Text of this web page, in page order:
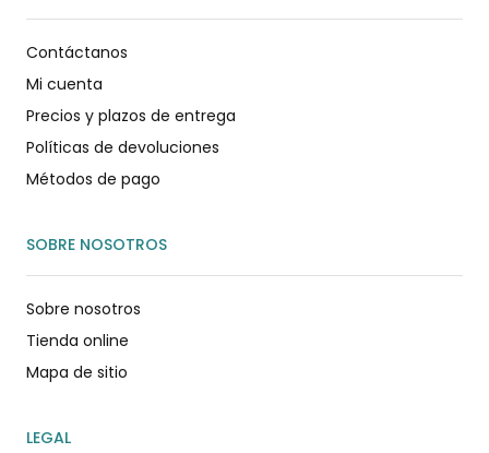
Contáctanos
Mi cuenta
Precios y plazos de entrega
Políticas de devoluciones
Métodos de pago
SOBRE NOSOTROS
Sobre nosotros
Tienda online
Mapa de sitio
LEGAL